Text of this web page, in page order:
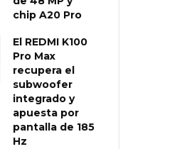
chip A20 Pro
El REDMI K100
Pro Max
recupera el
subwoofer
integrado y
apuesta por
pantalla de 185
Hz